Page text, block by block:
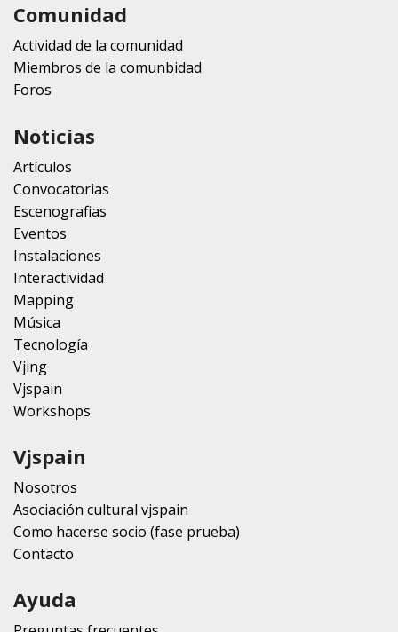
Comunidad
Actividad de la comunidad
Miembros de la comunbidad
Foros
Noticias
Artículos
Convocatorias
Escenografias
Eventos
Instalaciones
Interactividad
Mapping
Música
Tecnología
Vjing
Vjspain
Workshops
Vjspain
Nosotros
Asociación cultural vjspain
Como hacerse socio (fase prueba)
Contacto
Ayuda